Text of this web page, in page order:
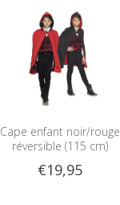
Cape enfant noir/rouge
réversible (115 cm)
€19,95